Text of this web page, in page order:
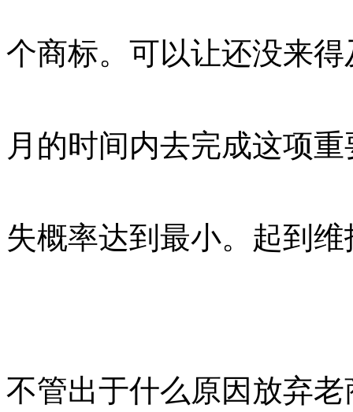
个商标。可以让还没来
月的时间内去完成这项
失概率达到最小。起到
不管出于什么原因放弃